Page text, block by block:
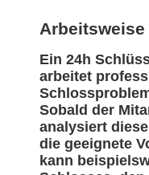
Ein 24h
arbeitet
Sobald der
analysiert
die geeignete
kann